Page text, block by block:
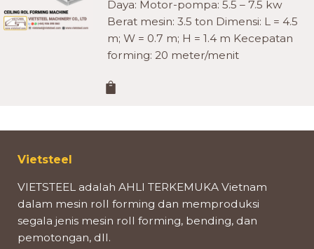
Daya: Motor-pompa: 5.5 – 7.5 kw
Berat mesin: 3.5 ton Dimensi: L = 4.5
m; W = 0.7 m; H = 1.4 m Kecepatan
forming: 20 meter/menit
Vietsteel
VIETSTEEL adalah AHLI TERKEMUKA Vietnam
dalam mesin roll forming dan memproduksi
segala jenis mesin roll forming, bending, dan
pemotongan, dll.